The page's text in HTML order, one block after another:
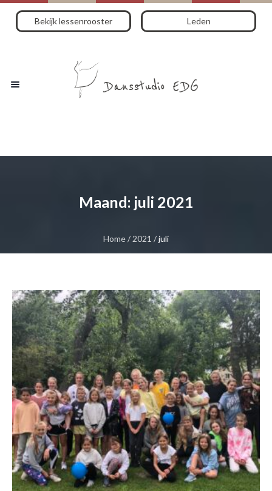
Bekijk lessenrooster Leden
Maand: juli 2021
Home/ 2021 /juli